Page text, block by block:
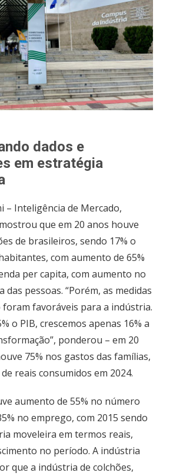
dados e
em estratégia
– Inteligência de Mercado,
que em 20 anos houve
de brasileiros, sendo 17% o
com aumento de 65%
per capita, com aumento no
das pessoas. “Porém, as medidas
foram favoráveis para a indústria.
o PIB, crescemos apenas 16% a
ponderou – em 20
75% nos gastos das famílias,
reais consumidos em 2024.
aumento de 55% no número
no emprego, com 2015 sendo
moveleira em termos reais,
no período. A indústria
que a indústria de colchões,